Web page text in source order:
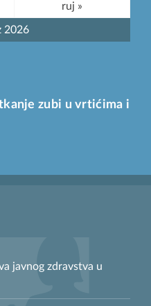
2026
ruj »
zubi u vrtićima i
javnog zdravstva u